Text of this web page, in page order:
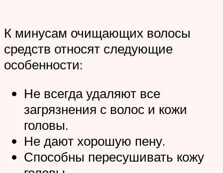
К минусам очищающих волосы
средств относят следующие
особенности:
Не всегда удаляют все
загрязнения с волос и кожи
головы.
Не дают хорошую пену.
Способны пересушивать кожу